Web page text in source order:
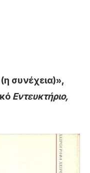
συνέχεια)»,
Εντευκτήριο,